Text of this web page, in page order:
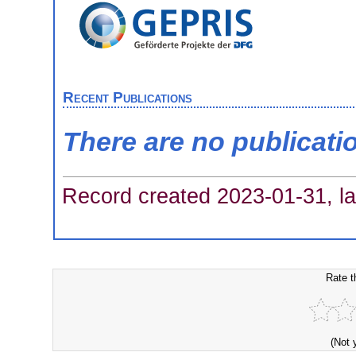
Recent Publications
There are no
Record created 2023-01-31,
Rate
(Not